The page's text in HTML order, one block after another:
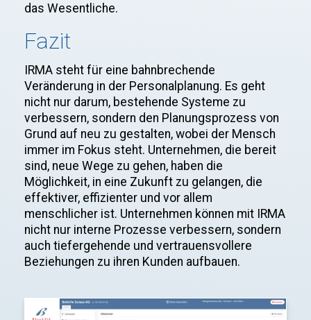
das Wesentliche.
Fazit
IRMA steht für eine bahnbrechende
Veränderung in der Personalplanung. Es geht
nicht nur darum, bestehende Systeme zu
verbessern, sondern den Planungsprozess von
Grund auf neu zu gestalten, wobei der Mensch
immer im Fokus steht. Unternehmen, die bereit
sind, neue Wege zu gehen, haben die
Möglichkeit, in eine Zukunft zu gelangen, die
effektiver, effizienter und vor allem
menschlicher ist. Unternehmen können mit IRMA
nicht nur interne Prozesse verbessern, sondern
auch tiefergehende und vertrauensvollere
Beziehungen zu ihren Kunden aufbauen.